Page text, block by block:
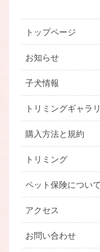
トップページ
お知らせ
子犬情報
トリミングギャラ
購入方法と規約
トリミング
ペット保険について
アクセス
お問い合わせ